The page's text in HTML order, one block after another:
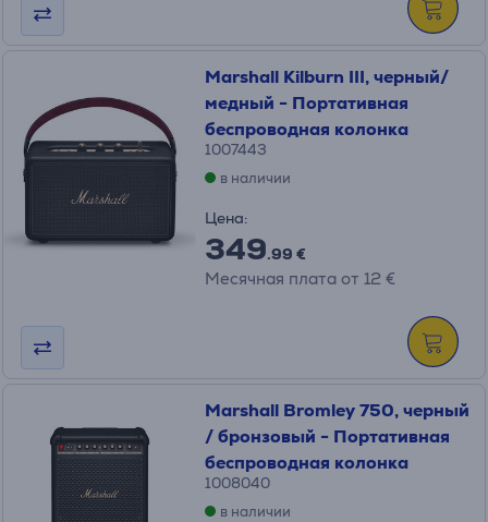
Marshall Kilburn III, черный/
медный - Портативная
беспроводная колонка
1007443
в наличии
Цена:
349.99 €
Месячная плата от 12 €
Marshall Bromley 750, черный
/ бронзовый - Портативная
беспроводная колонка
1008040
в наличии